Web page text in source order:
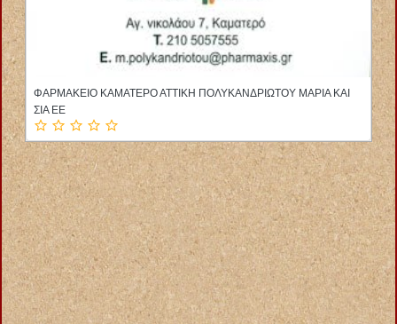
ΦΑΡΜΑΚΕΙΟ ΚΑΜΑΤΕΡΟ ΑΤΤΙΚΗ ΠΟΛΥΚΑΝΔΡΙΩΤΟΥ ΜΑΡΙΑ ΚΑΙ
ΣΙΑ ΕΕ